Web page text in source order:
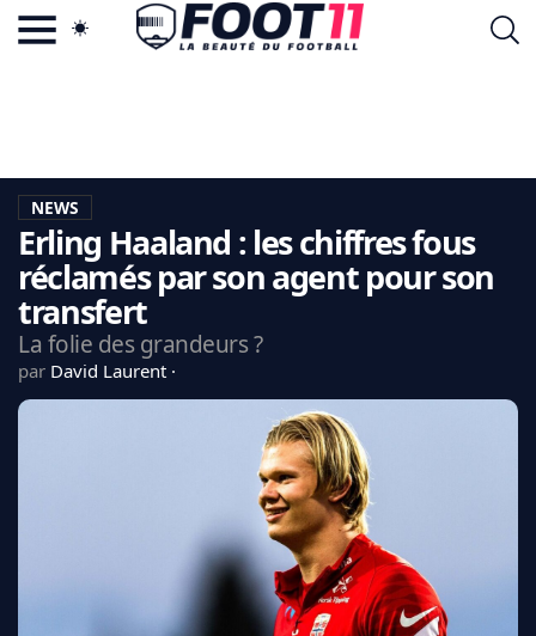
LA CHARTE
VIE PRIVÉE
CGU
CONTACTEZ-NOUS
NEWS
Erling Haaland : les chiffres fous
réclamés par son agent pour son
transfert
La folie des grandeurs ?
par David Laurent